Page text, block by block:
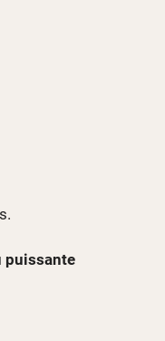
puissante